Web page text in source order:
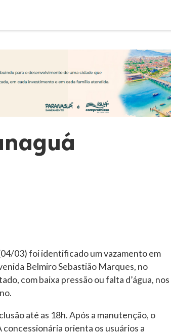
03) foi identificado um vazamento em
Belmiro Sebastião Marques, no
com baixa pressão ou falta d’água, nos
até as 18h. Após a manutenção, o
orienta os usuários a